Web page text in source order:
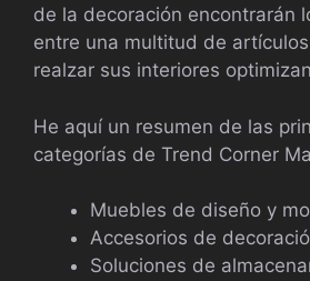
de la decoración encontrarán
entre una multitud de
realzar sus interiores
He aquí un resumen de las
categorías de Trend Corner
Muebles de diseño y
Accesorios de
Soluciones de